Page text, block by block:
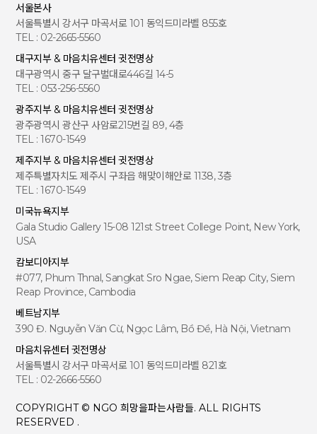
서울본사
서울특별시 강서구 마곡서로 101 동익드미라벨 855호
TEL : 02-2665-5560
대구지부 & 마음치유센터 귓전명상
대구광역시 중구 달구벌대로446길 14-5
TEL : 053-256-5560
광주지부 & 마음치유센터 귓전명상
광주광역시 광산구 사암로215번길 89, 4층
TEL : 1670-1549
제주지부 & 마음치유센터 귓전명상
제주특별자치도 제주시 구좌읍 해맞이해안로 1138, 3층
TEL : 1670-1549
미국뉴욕지부
Gala Studio Gallery 15-08 121st Street College Point, New York,
USA
캄보디아지부
#077, Phum Thnal, Sangkat Sro Ngae, Siem Reap City, Siem
Reap Province, Cambodia
베트남지부
390 Đ. Nguyễn Văn Cừ, Ngọc Lâm, Bồ Đề, Hà Nội, Vietnam
마음치유센터 귓전명상
서울특별시 강서구 마곡서로 101 동익드미라벨 821호
TEL : 02-2666-5560
COPYRIGHT © NGO 희망을파는사람들. ALL RIGHTS
RESERVED .